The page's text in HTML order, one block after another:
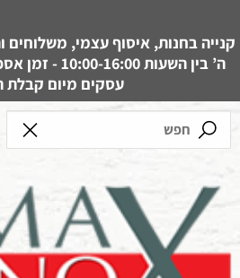
קנייה בחנות, איסוף עצמי, משלוחים
עסקים מיום קבלת